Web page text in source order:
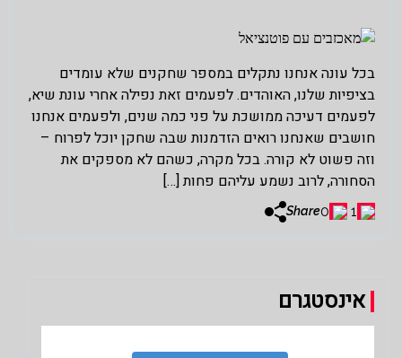
בכל עונה אנחנו נתקלים במספר שחקנים שלא עומדים
בציפיות שלנו, האוהדים. לפעמים זאת נפילה אחרי עונת שיא,
לפעמים דעיכה ממושכת על פני כמה שנים, ולפעמים אנחנו
חושבים שאנחנו רואים הזדמנות שבה שחקן יוכל לפרוח –
וזה פשוט לא קורה. בכל מקרה, כשהם לא מספקים את
הסחורה, לרוב נשמע עליהם פחות […]
1
0
Share
אינסטגרם